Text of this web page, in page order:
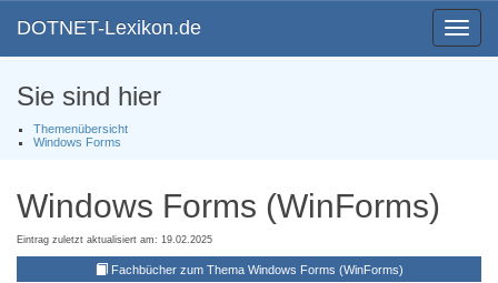
Toggle
DOTNET-Lexikon.de
Sie sind hier
Themenübersicht
Windows Forms
Windows Forms (WinForms)
Eintrag zuletzt aktualisiert am: 19.02.2025
Fachbücher zum Thema Windows Forms (WinForms)